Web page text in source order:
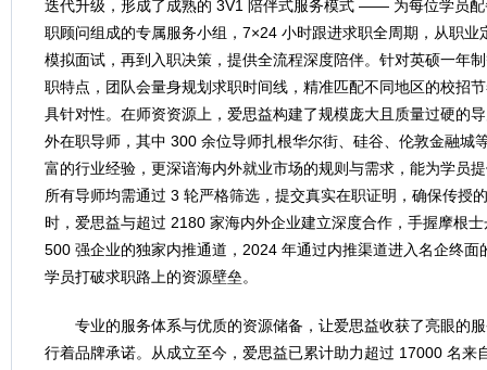
迭代升级，形成了成熟的 3V1 陪伴式服务模式 —— 为每位学员
职顾问组成的专属服务小组，7×24 小时跟进求职全周期，从职业
模拟面试，再到入职决策，提供全流程深度陪伴。针对英硕一年
职特点，团队会量身规划求职时间线，精准匹配不同地区的校招
具针对性。在师资资源上，爱思益构建了规模庞大且质量过硬的
外在职导师，其中 300 余位导师扎根华尔街、硅谷、伦敦金融城
富的行业经验，更深谙海内外就业市场的规则与需求，能为学员
所有导师均需通过 3 轮严格筛选，提交真实在职证明，确保传授
时，爱思益与超过 2180 家海内外企业建立深度合作，手握摩根
500 强企业的独家内推通道，2024 年通过内推渠道进入名企终面
学员打破求职路上的资源壁垒。
专业的服务体系与优质的资源储备，让爱思益收获了亮眼的
行着品牌承诺。从成立至今，爱思益已累计助力超过 17000 名来